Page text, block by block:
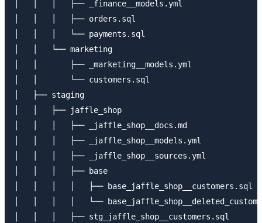
│   │   │   ├── _finance__models.yml
│   │   │   ├── orders.sql
│   │   │   └── payments.sql
│   │   └── marketing
│   │       ├── _marketing__models.yml
│   │       └── customers.sql
│   ├── staging
│   │   ├── jaffle_shop
│   │   │   ├── _jaffle_shop__docs.md
│   │   │   ├── _jaffle_shop__models.yml
│   │   │   ├── _jaffle_shop__sources.yml
│   │   │   ├── base
│   │   │   │   ├── base_jaffle_shop__customers.sql
│   │   │   │   └──
│   │   │   ├── stg_jaffle_shop__customers.sql